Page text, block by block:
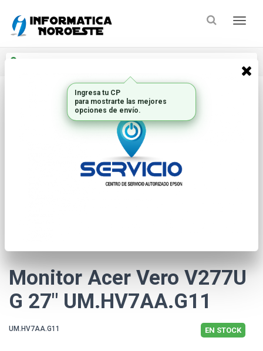
Pcs Y Notebooks Monitores Lcd
Monitor Acer Vero V277U
G 27" UM.HV7AA.G11
UM.HV7AA.G11 EN STOCK